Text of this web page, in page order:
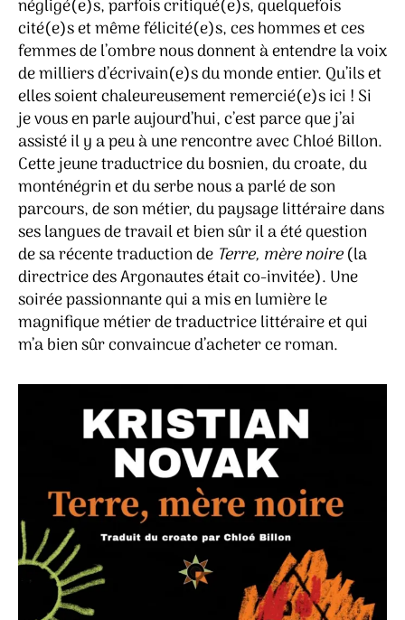
négligé(e)s, parfois critiqué(e)s, quelquefois
cité(e)s et même félicité(e)s, ces hommes et ces
femmes de l’ombre nous donnent à entendre la voix
de milliers d’écrivain(e)s du monde entier. Qu’ils et
elles soient chaleureusement remercié(e)s ici ! Si
je vous en parle aujourd’hui, c’est parce que j’ai
assisté il y a peu à une rencontre avec Chloé Billon.
Cette jeune traductrice du bosnien, du croate, du
monténégrin et du serbe nous a parlé de son
parcours, de son métier, du paysage littéraire dans
ses langues de travail et bien sûr il a été question
de sa récente traduction de Terre, mère noire(la
directrice des Argonautes était co-invitée). Une
soirée passionnante qui a mis en lumière le
magnifique métier de traductrice littéraire et qui
m’a bien sûr convaincue d’acheter ce roman.